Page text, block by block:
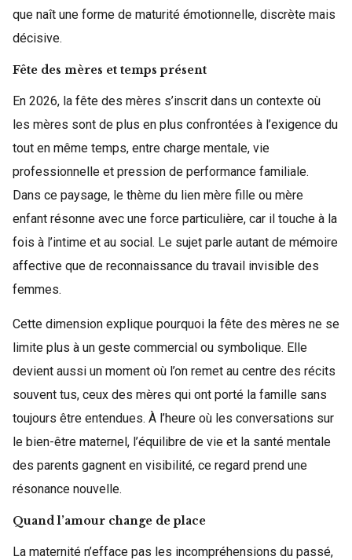
que naît une forme de maturité émotionnelle, discrète mais
décisive.
Fête des mères et temps présent
En 2026, la fête des mères s’inscrit dans un contexte où
les mères sont de plus en plus confrontées à l’exigence du
tout en même temps, entre charge mentale, vie
professionnelle et pression de performance familiale.
Dans ce paysage, le thème du lien mère fille ou mère
enfant résonne avec une force particulière, car il touche à la
fois à l’intime et au social. Le sujet parle autant de mémoire
affective que de reconnaissance du travail invisible des
femmes.
Cette dimension explique pourquoi la fête des mères ne se
limite plus à un geste commercial ou symbolique. Elle
devient aussi un moment où l’on remet au centre des récits
souvent tus, ceux des mères qui ont porté la famille sans
toujours être entendues. À l’heure où les conversations sur
le bien-être maternel, l’équilibre de vie et la santé mentale
des parents gagnent en visibilité, ce regard prend une
résonance nouvelle.
Quand l’amour change de place
La maternité n’efface pas les incompréhensions du passé,